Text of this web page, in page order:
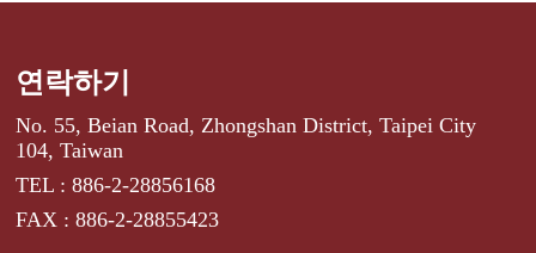
연락하기
No. 55, Beian Road, Zhongshan District, Taipei City
104, Taiwan
TEL : 886-2-28856168
FAX : 886-2-28855423